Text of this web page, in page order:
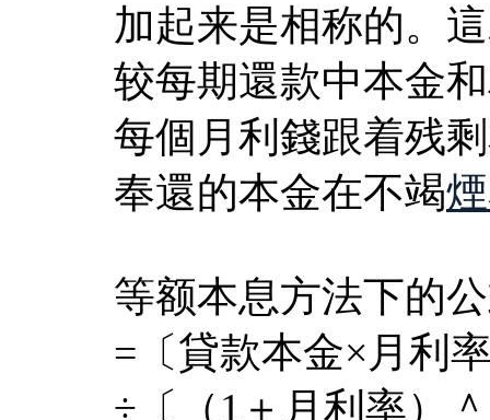
加起来是相称的。
较每期還款中本金
每個月利錢跟着残
奉還的本金在不竭
等额本息方法下的
=〔貸款本金×月利
÷〔（1＋月利率）